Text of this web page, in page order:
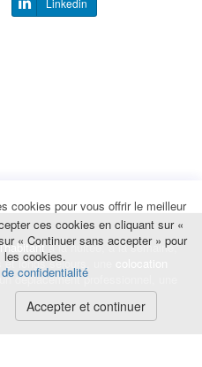
à la nuitée, à la semaine,
et longs séjours, une
déplacement professionnel, une
cookies pour vous offrir le meilleur
ces cookies en cliquant sur «
« Continuer sans accepter » pour
les cookies.
confidentialité
Accepter et continuer